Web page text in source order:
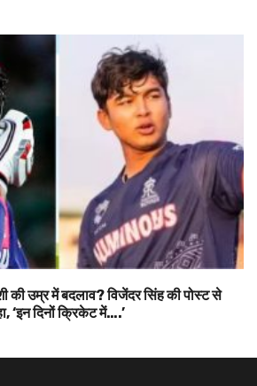
की उम्र में बदलाव? विजेंदर सिंह की पोस्ट से
‘इन दिनों क्रिकेट में….’